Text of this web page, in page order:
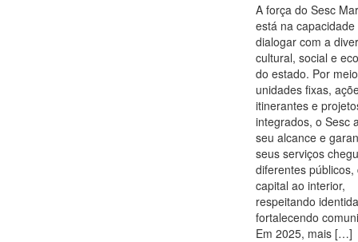
A força do Sesc
está na capacidade
dialogar com a
cultural, social e
do estado. Por
unidades fixas,
itinerantes e
integrados, o Sesc
seu alcance e
seus serviços
diferentes públicos,
capital ao interior,
respeitando
fortalecendo
Em 2025, mais […]